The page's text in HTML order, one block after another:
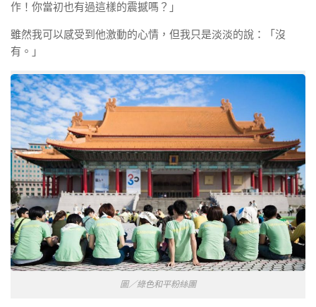
作！你當初也有過這樣的震撼嗎？」
雖然我可以感受到他激動的心情，但我只是淡淡的說：「沒
有。」
圖／綠色和平粉絲團